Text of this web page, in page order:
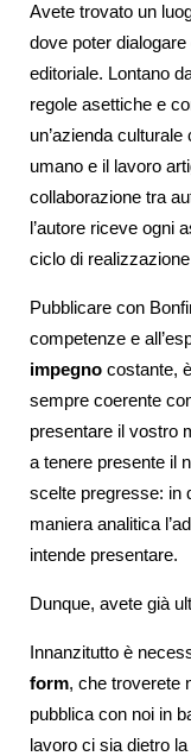
Avete trovato un
dove poter dialogare
editoriale. Lontano
regole asettiche e
un’azienda
umano e il lavoro
collaborazione tra
l’autore riceve ogni
ciclo di
Pubblicare con
competenze e
impegno costante,
sempre coerente
presentare il vostro
a tenere presente il
scelte pregresse: in
maniera analitica
intende presentare.
Dunque, avete già
Innanzitutto è
form, che troverete
pubblica con noi in
lavoro ci sia dietro